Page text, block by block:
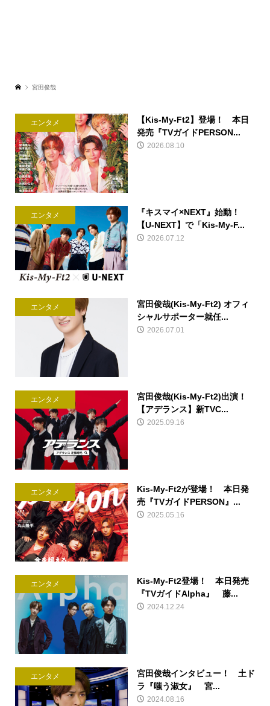
宮田俊哉
エンタメ
【Kis-My-Ft2】登場！ 本日
発売『TVガイドPERSON...
2026.08.10
エンタメ
『キスマイ×NEXT』始動！
【U-NEXT】で「Kis-My-F...
2026.07.12
エンタメ
宮田俊哉(Kis-My-Ft2) オフィ
シャルサポーター就任...
2026.07.01
エンタメ
宮田俊哉(Kis-My-Ft2)出演！
【アデランス】新TVC...
2025.09.16
エンタメ
Kis-My-Ft2が登場！ 本日発
売『TVガイドPERSON』...
2025.05.16
エンタメ
Kis-My-Ft2登場！ 本日発売
『TVガイドAlpha』 藤...
2024.12.24
エンタメ
宮田俊哉インタビュー！ 土ド
ラ『嗤う淑女』 宮...
2024.08.16